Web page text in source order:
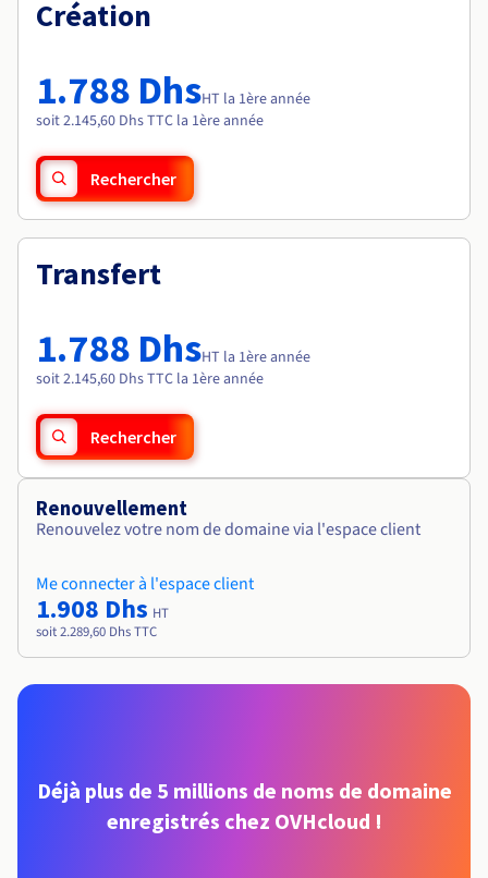
Tarifs
Roadmap & Changelog
Roadmap & Changelog
Création
1.788 DhsHT la 1ère année
soit 2.145,60 Dhs TTC la 1ère année
Rechercher
Transfert
1.788 DhsHT la 1ère année
soit 2.145,60 Dhs TTC la 1ère année
Rechercher
Renouvellement
Renouvelez votre nom de domaine via l'espace client
Me connecter à l'espace client
1.908 Dhs HT
soit 2.289,60 Dhs TTC
Déjà plus de 5 millions de noms de domaine
enregistrés chez OVHcloud !